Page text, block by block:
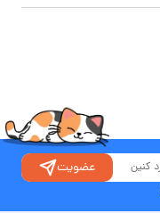
عضویت